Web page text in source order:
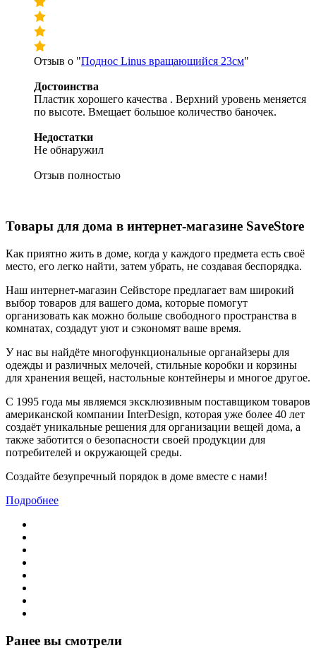
Отзыв о "Поднос Linus вращающийся 23см"
Достоинства
Пластик хорошего качества . Верхний уровень меняется
по высоте. Вмещает большое количество баночек.
Недостатки
Не обнаружил
Отзыв полностью
Товары для дома в интернет-магазине SaveStore
Как приятно жить в доме, когда у каждого предмета есть своё
место, его легко найти, затем убрать, не создавая беспорядка.
Наш интернет-магазин Сейвсторе предлагает вам широкий
выбор товаров для вашего дома, которые помогут
организовать как можно больше свободного пространства в
комнатах, создадут уют и сэкономят ваше время.
У нас вы найдёте многофункциональные органайзеры для
одежды и различных мелочей, стильные коробки и корзины
для хранения вещей, настольные контейнеры и многое другое.
С 1995 года мы являемся эксклюзивным поставщиком товаров
американской компании InterDesign, которая уже более 40 лет
создаёт уникальные решения для организации вещей дома, а
также заботится о безопасности своей продукции для
потребителей и окружающей среды.
Создайте безупречный порядок в доме вместе с нами!
Подробнее
Ранее вы смотрели